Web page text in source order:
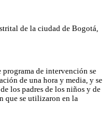
de la ciudad de Bogotá,
programa de intervención se
de una hora y media, y se
los padres de los niños y de
que se utilizaron en la